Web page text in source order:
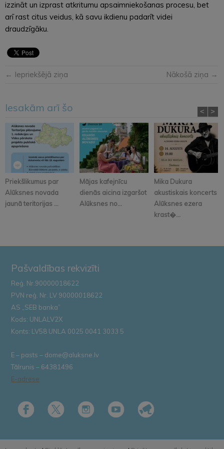
izzināt un izprast atkritumu apsaimniekošanas procesu, bet
arī rast citus veidus, kā savu ikdienu padarīt videi
draudzīgāku.
← Iepriekšējā ziņa Nākošā ziņa →
Iesakām arī šo
Priekšlikumus par
Alūksnes novada
jaunā teritorijas ...
Mājas kafejnīcu
dienās aicina izgaršot
Alūksnes no...
Mika Dukura
akustiskais koncerts
Alūksnes ezera
krast�...
< >
Pašvaldības rekvizīti
Reģ. Nr.90000018622
PVN reģ. Nr. LV 90000018622
AS „SEB banka”
Kods: UNLALV2X
Konts: LV58 UNLA 0025 0041 3033 5
E – pasts – dome@aluksne.lv
Tālrunis – 64381496
E-adrese